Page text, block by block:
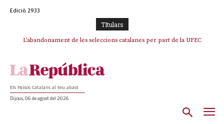
Edició 2933
TItulars
L’abandonament de les seleccions catalanes per part de la UFEC
TV3 perd el lideratge després de 23 mesos: Una deriva sense continguts i
Els Països Catalans al teu abast
Dijous, 06 de agost del 2026